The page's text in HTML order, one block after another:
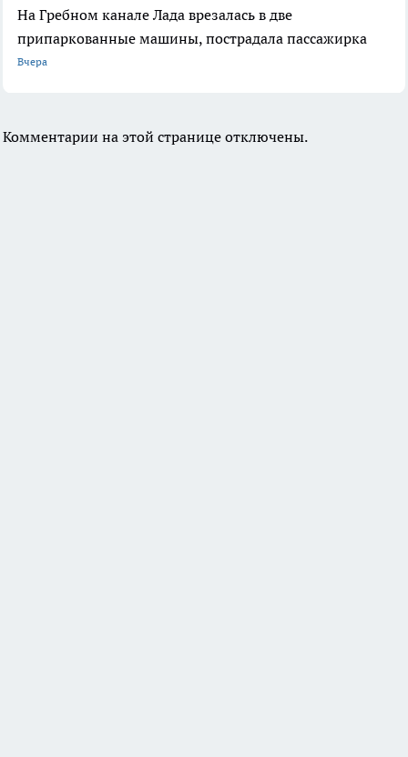
На Гребном канале Лада врезалась в две
припаркованные машины, пострадала пассажирка
Вчера
Комментарии на этой странице отключены.